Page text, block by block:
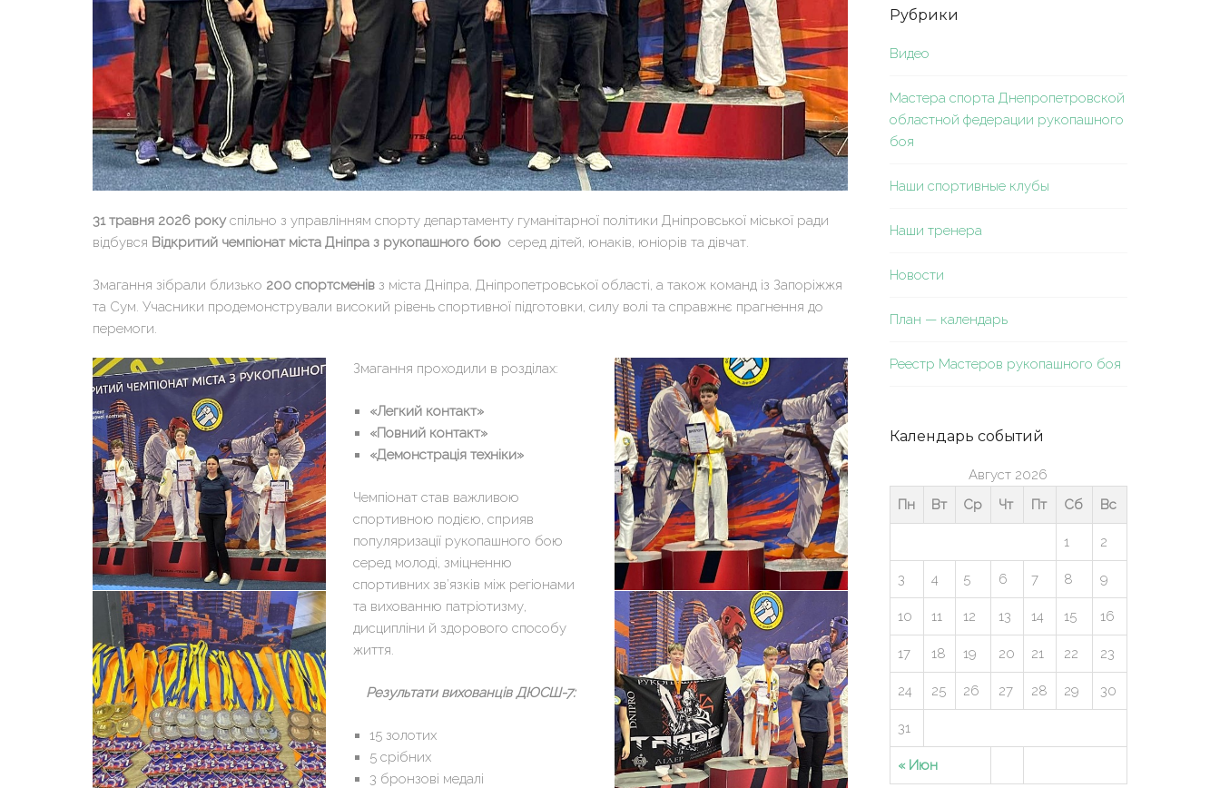
31 травня 2026 рокуспільно з управлінням спорту департаменту гуманітарної політики Дніпровської міської ради
відбувся Відкритий чемпіонат міста Дніпра з рукопашного бою серед дітей, юнаків, юніорів та дівчат.
Змагання зібрали близько 200 спортсменів з міста Дніпра, Дніпропетровської області, а також команд із Запоріжжя
та Сум. Учасники продемонстрували високий рівень спортивної підготовки, силу волі та справжнє прагнення до
перемоги.
Змагання проходили в розділах:
«Легкий контакт»
«Повний контакт»
«Демонстрація техніки»
Чемпіонат став важливою
спортивною подією, сприяв
популяризації рукопашного бою
серед молоді, зміцненню
спортивних зв’язків між регіонами
та вихованню патріотизму,
дисципліни й здорового способу
життя.
Результати вихованців ДЮСШ-7:
15 золотих
5 срібних
3 бронзові медалі
Рубрики
Видео
Мастера спорта Днепропетровской
областной федерации рукопашного
боя
Наши спортивные клубы
Наши тренера
Новости
План — календарь
Реестр Мастеров рукопашного боя
Календарь событий
Август 2026
Пн
Вт Ср Чт Пт Сб Вс
« Июн
1 2
3 4 5 6 7 8 9
10 11 12 13 14 15 16
17 18 19 20 21 22 23
24 25 26 27 28 29 30
31